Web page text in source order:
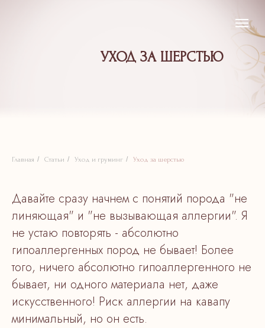
УХОД ЗА ШЕРСТЬЮ
Главная / Статьи / Уход и груминг / Уход за шерстью
Давайте сразу начнем с понятий порода "не
линяющая" и "не вызывающая аллергии". Я
не устаю повторять - абсолютно
гипоаллергенных пород не бывает! Более
того, ничего абсолютно гипоаллергенного не
бывает, ни одного материала нет, даже
искусственного! Риск аллергии на кавапу
минимальный, но он есть.